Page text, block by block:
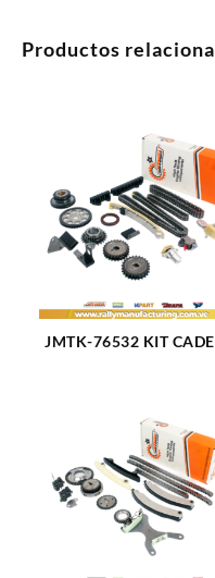
Productos
JMTK-76532 KIT
2007 17 PIEZAS TK-
(2309)